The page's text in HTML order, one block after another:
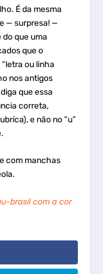
É da mesma
— surpresa! —
do que uma
que o
ou linha
nos antigos
que essa
correta,
e não no “u”
com manchas
brasil com a cor